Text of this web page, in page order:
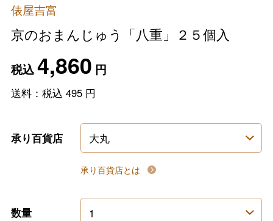
俵屋吉富
京のおまんじゅう「八重」２５個入
税込4,860 円
送料：税込 495円
承り百貨店
承り百貨店とは
数量